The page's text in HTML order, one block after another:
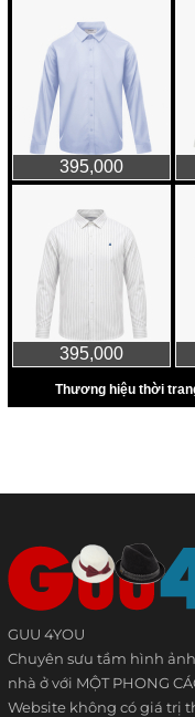
GUU 4YOU
Chuyên sưu tầm hình
nhà ở với MỘT PHONG
Website không có giá trị